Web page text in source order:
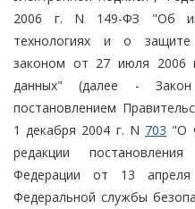
2006 г. N 149-ФЗ "Об
технологиях и о
законом от 27 июля 2006
данных" (далее -
постановлением
1 декабря 2004 г. N 703 "О
редакции
Федерации от 13
Федеральной службы